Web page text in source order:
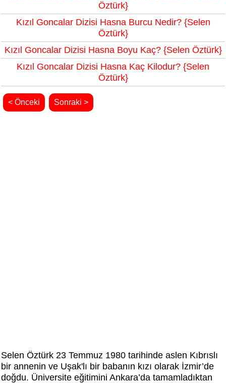
Öztürk}
Kızıl Goncalar Dizisi Hasna Burcu Nedir? {Selen
Öztürk}
Kızıl Goncalar Dizisi Hasna Boyu Kaç? {Selen Öztürk}
Kızıl Goncalar Dizisi Hasna Kaç Kilodur? {Selen
Öztürk}
< Önceki Sonraki >
Selen Öztürk 23 Temmuz 1980 tarihinde aslen Kıbrıslı
bir annenin ve Uşak'lı bir babanın kızı olarak İzmir’de
doğdu. Üniversite eğitimini Ankara’da tamamladıktan